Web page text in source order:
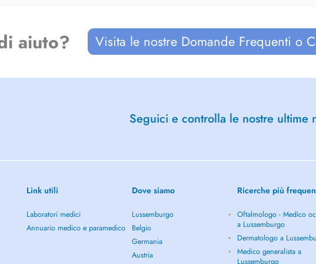
related to aesthetic and
me to offer my patients
conservative way.
aiuto? Visita le nostre Domande Frequenti o
Seguici e controlla le nostre ultime
Link utili
Laboratori medici
Annuario medico e paramedico
Dove siamo
Lussemburgo
Belgio
Germania
Austria
Ricerche più
Oftalmologo - Medico
a Lussemburgo
Dermatologo a
Medico generalista a
Lussemburgo